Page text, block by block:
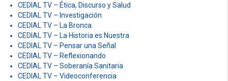
CEDIAL TV – Ética, Discurso y Salud
CEDIAL TV – Investigación
CEDIAL TV – La Bronca
CEDIAL TV – La Historia es Nuestra
CEDIAL TV – Pensar una Señal
CEDIAL TV – Reflexionando
CEDIAL TV – Soberanía Sanitaria
CEDIAL TV – Videoconferencia